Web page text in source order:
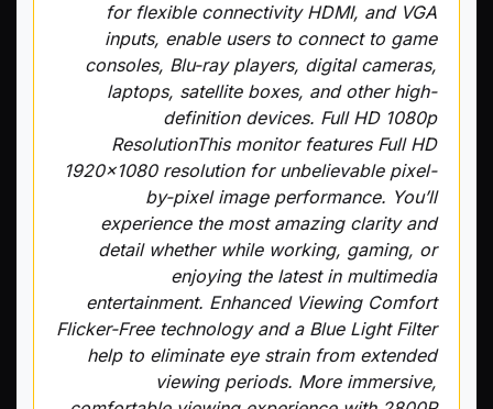
for flexible connectivity HDMI, and VGA
inputs, enable users to connect to game
consoles, Blu-ray players, digital cameras,
laptops, satellite boxes, and other high-
definition devices. Full HD 1080p
ResolutionThis monitor features Full HD
1920x1080 resolution for unbelievable pixel-
by-pixel image performance. You’ll
experience the most amazing clarity and
detail whether while working, gaming, or
enjoying the latest in multimedia
entertainment. Enhanced Viewing Comfort
Flicker-Free technology and a Blue Light Filter
help to eliminate eye strain from extended
viewing periods. More immersive,